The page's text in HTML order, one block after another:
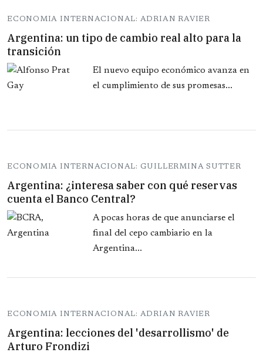
ECONOMIA INTERNACIONAL: ADRIAN RAVIER
Argentina: un tipo de cambio real alto para la
transición
El nuevo equipo económico avanza en
el cumplimiento de sus promesas...
ECONOMIA INTERNACIONAL: GUILLERMINA SUTTER
Argentina: ¿interesa saber con qué reservas
cuenta el Banco Central?
A pocas horas de que anunciarse el
final del cepo cambiario en la
Argentina...
ECONOMIA INTERNACIONAL: ADRIAN RAVIER
Argentina: lecciones del 'desarrollismo' de
Arturo Frondizi